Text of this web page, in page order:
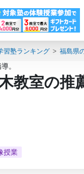
習塾ランキング 福島県
。
教室の推
授業